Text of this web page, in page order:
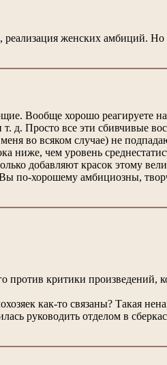
реализация женских амбиций.
Вообще хорошо реагируете
д. Просто все эти сбивчивые
во всяком случае) не
ниже, чем уровень
добавляют красок этому
по-хорошему амбициозны,
против критики произведений,
как-то связаны? Такая
руководить отделом в